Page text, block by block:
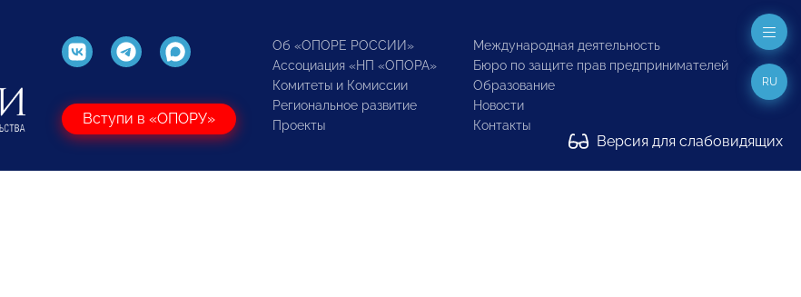
Вступи в «ОПОРУ»
Об «ОПОРЕ РОССИИ»
Ассоциация «НП «ОПОРА»
Комитеты и Комиссии
Региональное развитие
Проекты
Международная деятельность
Бюро по защите прав предпринимателей
Образование
Новости
Контакты
Версия для слабовидящих
RU